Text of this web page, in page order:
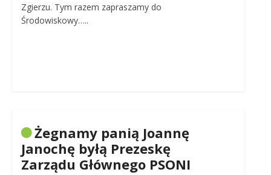
Zgierzu. Tym razem zapraszamy do
Środowiskowy…..
Żegnamy panią Joannę
Janochę byłą Prezeskę
Zarządu Głównego PSONI